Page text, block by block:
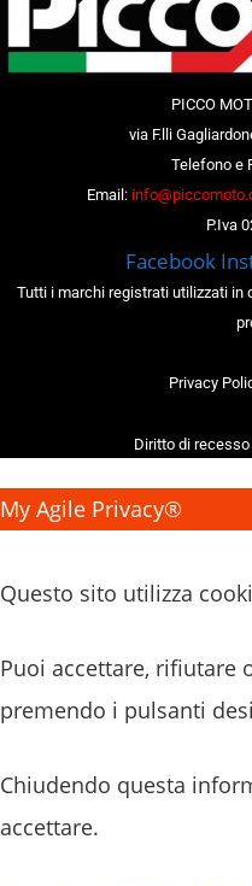
PICCO
via F.lli
Telefono e
Email:
P.Iva
Facebook
Tutti i marchi registrati utilizzati in
Privacy
Diritto di recesso
My Agile Privacy®
Questo sito utilizza
Puoi accettare, rifiutare
premendo i pulsanti
Chiudendo questa
accettare.